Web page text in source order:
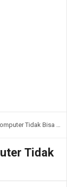
Tidak Bisa di Copy Paste
Tidak